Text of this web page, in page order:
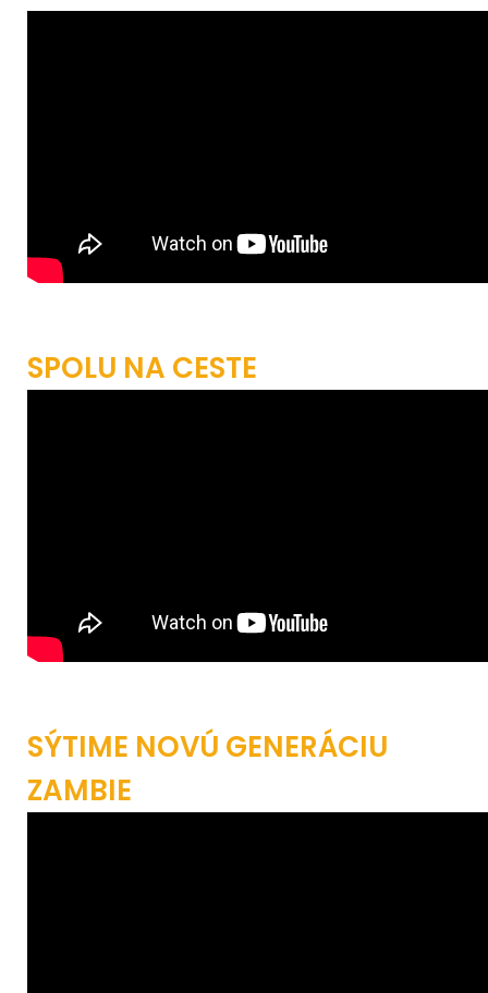
SPOLU NA CESTE
SÝTIME NOVÚ GENERÁCIU
ZAMBIE